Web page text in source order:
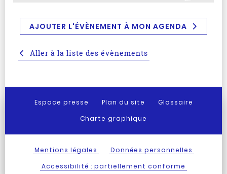
AJOUTER L'ÉVÈNEMENT À MON AGENDA
Aller à la liste des évènements
Espace presse Plan du site
Glossaire
Charte graphique
Mentions légales
Données personnelles
Accessibilité : partiellement conforme